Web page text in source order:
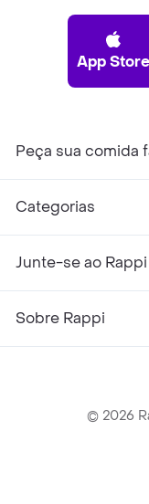
App Store
Peça sua comida
Categorias
Junte-se ao Rappi
Sobre Rappi
© 2026